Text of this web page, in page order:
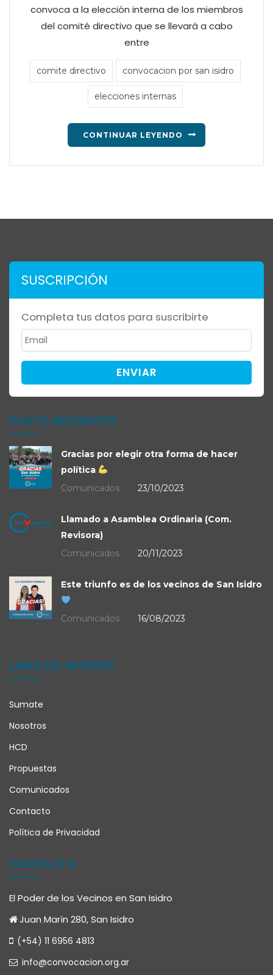
convoca a la elección interna de los miembros
del comité directivo que se llevará a cabo
entre
comite directivo convocacion por san isidro
elecciones internas
CONTINUAR LEYENDO
CONTACTO
El Poder de los Vecinos en San Isidro
Juan Marín 280, San Isidro
(+54) 11 6956 4813
info@convocacion.org.ar
LINKS DE INTERES
Sumate
Nosotros
HCD
Propuestas
Comunicados
Contacto
Política de Privacidad
POSTS RECIENTES
Gracias por elegir otra forma de hacer
política
Comunicados
23/10/2023
Llamado a Asamblea Ordinaria (Com.
Revisora)
Comunicados
20/11/2023
Este triunfo es de los vecinos de San Isidro
Comunicados 16/08/2023
SUSCRIPCIÓN
Completa tus datos para suscribirte
ENVIAR